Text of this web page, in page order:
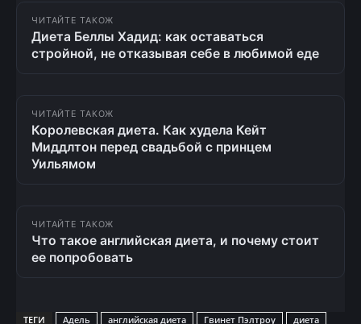
ЧИТАЙТЕ ТАКОЖ
Диета Беллы Хадид: как оставаться
стройной, не отказывая себе в любимой еде
ЧИТАЙТЕ ТАКОЖ
Королевская диета. Как худела Кейт
Миддлтон перед свадьбой с принцем
Уильямом
ЧИТАЙТЕ ТАКОЖ
Что такое английская диета, и почему стоит
ее попробовать
ТЕГИ Адель английская диета Гвинет Пэлтроу диета